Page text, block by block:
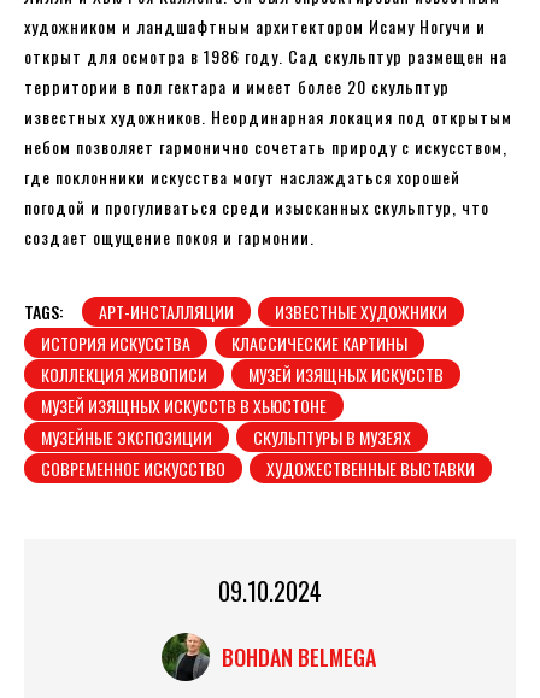
художником и ландшафтным архитектором Исаму Ногучи и
открыт для осмотра в 1986 году. Сад скульптур размещен на
территории в пол гектара и имеет более 20 скульптур
известных художников. Неординарная локация под открытым
небом позволяет гармонично сочетать природу с искусством,
где поклонники искусства могут наслаждаться хорошей
погодой и прогуливаться среди изысканных скульптур, что
создает ощущение покоя и гармонии.
TAGS: АРТ-ИНСТАЛЛЯЦИИ
ИЗВЕСТНЫЕ ХУДОЖНИКИ
ИСТОРИЯ ИСКУССТВА
КЛАССИЧЕСКИЕ КАРТИНЫ
КОЛЛЕКЦИЯ ЖИВОПИСИ
МУЗЕЙ ИЗЯЩНЫХ ИСКУССТВ
МУЗЕЙ ИЗЯЩНЫХ ИСКУССТВ В ХЬЮСТОНЕ
МУЗЕЙНЫЕ ЭКСПОЗИЦИИ
СКУЛЬПТУРЫ В МУЗЕЯХ
СОВРЕМЕННОЕ ИСКУССТВО
ХУДОЖЕСТВЕННЫЕ ВЫСТАВКИ
09.10.2024
BOHDAN BELMEGA